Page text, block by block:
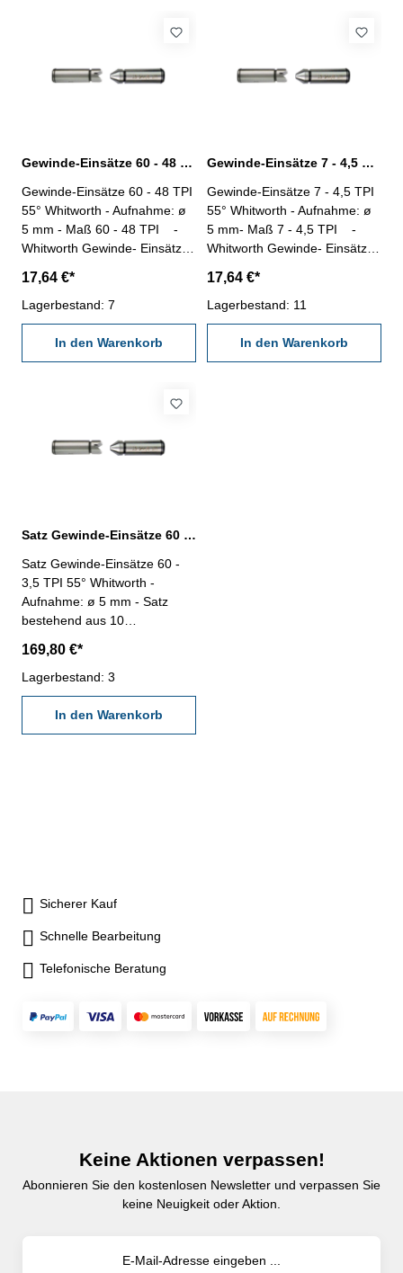
Gewinde-Einsätze 60 - 48 TPI 55° Whitworth-Gewinde
Gewinde-Einsätze 60 - 48 TPI
55° Whitworth - Aufnahme: ø
5 mm - Maß 60 - 48 TPI -
Whitworth Gewinde- Einsätze,
TPI (Threads Per Inch/Zoll) -
Gang pro Zoll
17,64 €*
Lagerbestand: 7
In den Warenkorb
Gewinde-Einsätze 7 - 4,5 TPI 55° Whitworth Gewinde
Gewinde-Einsätze 7 - 4,5 TPI
55° Whitworth - Aufnahme: ø
5 mm- Maß 7 - 4,5 TPI -
Whitworth Gewinde- Einsätze,
TPI (Threads Per Inch/Zoll) -
Gang pro Zoll
17,64 €*
Lagerbestand: 11
In den Warenkorb
Satz Gewinde-Einsätze 60 - 3,5 TPI 55° Whitworth Gewinde
Satz Gewinde-Einsätze 60 -
3,5 TPI 55° Whitworth -
Aufnahme: ø 5 mm - Satz
bestehend aus 10
309.098.0 - 309.098.9) -
Whitworth Gewinde- Einsätze,
Maß: 60 - 3,5 TPI -
TPI (Threads per Inch/Zoll) -
Gang pro Zoll
169,80 €*
Lagerbestand: 3
In den Warenkorb
Sicherer Kauf
Schnelle Bearbeitung
Telefonische Beratung
Keine Aktionen verpassen!
Abonnieren Sie den kostenlosen Newsletter und verpassen Sie
keine Neuigkeit oder Aktion.